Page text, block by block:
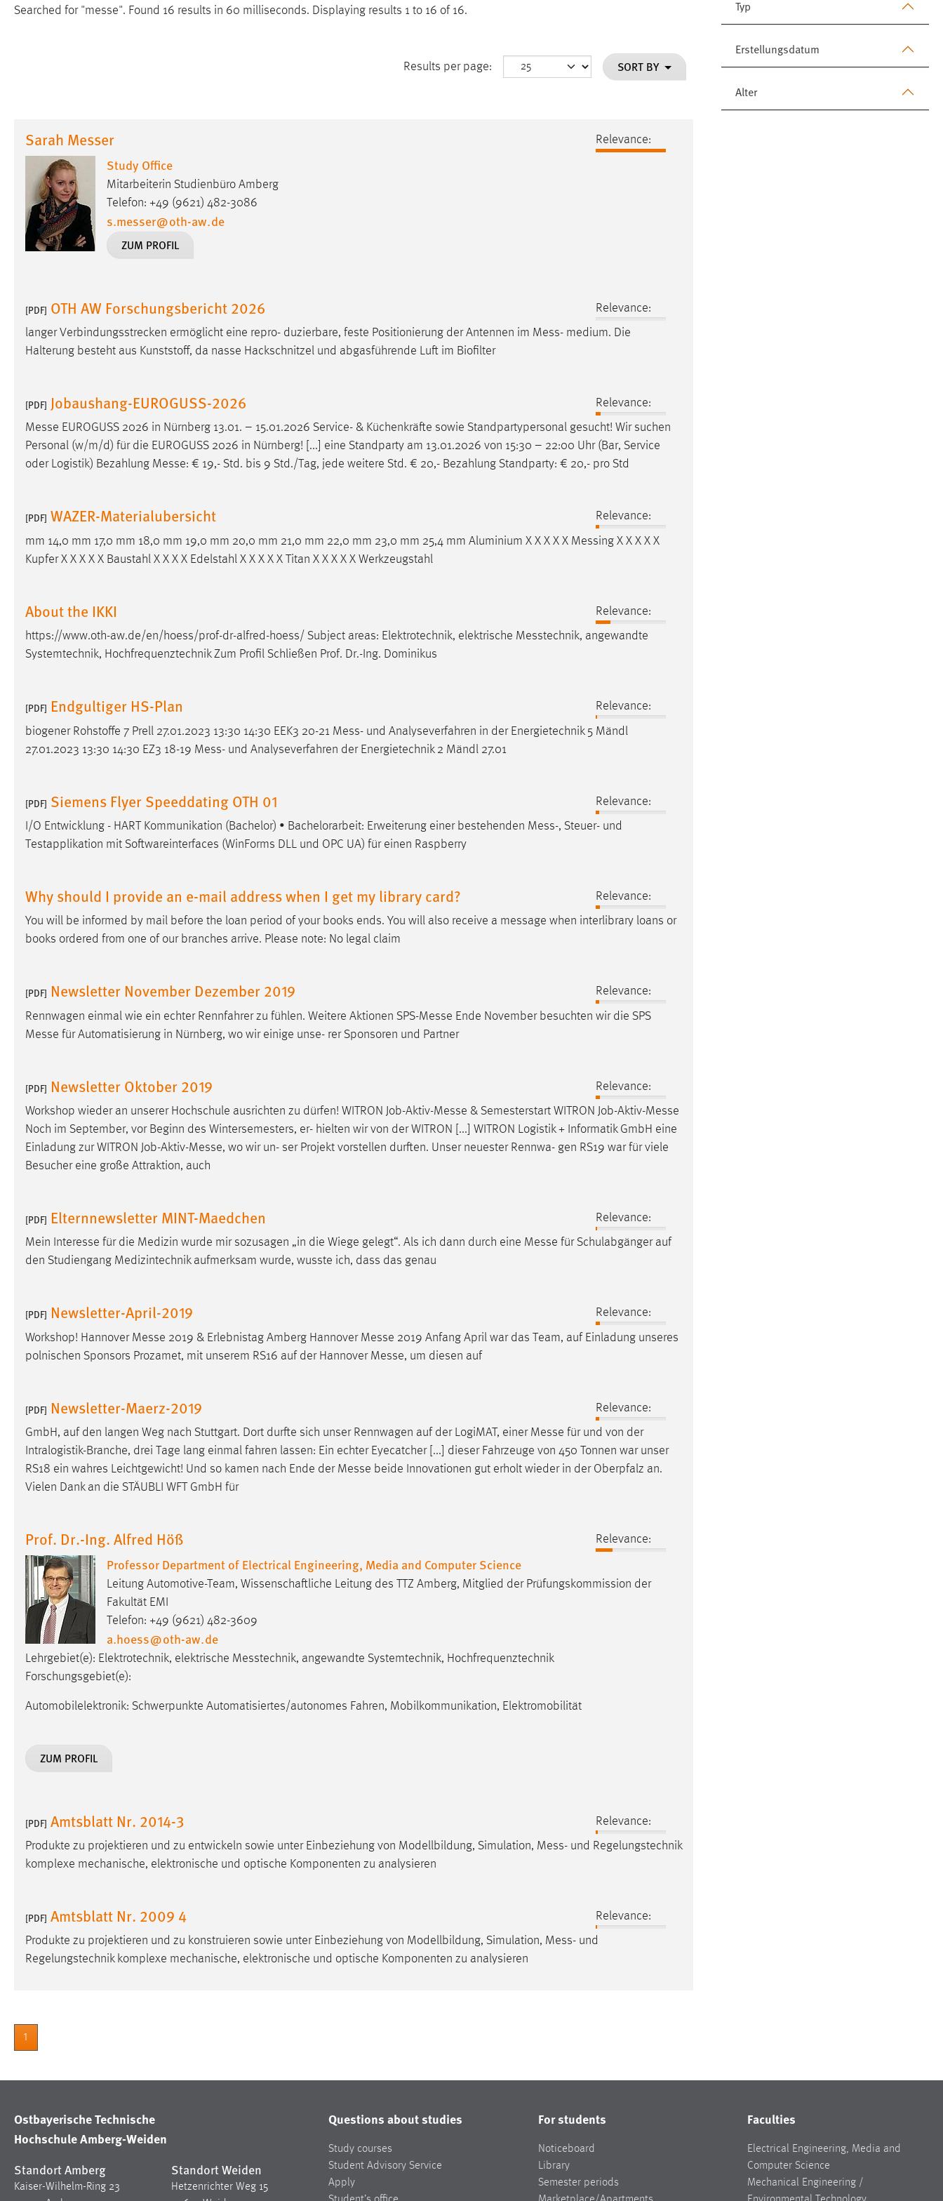
Typ
Erstellungsdatum
Alter
Searched for "messe". Found 16 results in 60 milliseconds. Displaying results 1 to 16 of 16.
Results per page: SORT BY
Sarah Messer Relevance:
Study Office
Mitarbeiterin Studienbüro Amberg
Telefon: +49 (9621) 482-3086
s.messer@oth-aw.de
ZUM PROFIL
[PDF] OTH AW Forschungsbericht 2026
Relevance:
langer Verbindungsstrecken ermöglicht eine repro- duzierbare, feste Positionierung der Antennen im Mess- medium. Die
Halterung besteht aus Kunststoff, da nasse Hackschnitzel und abgasführende Luft im Biofilter
[PDF] Jobaushang-EUROGUSS-2026
Relevance:
Messe EUROGUSS 2026 in Nürnberg 13.01. – 15.01.2026 Service- & Küchenkräfte sowie Standpartypersonal gesucht! Wir suchen
Personal (w/m/d) für die EUROGUSS 2026 in Nürnberg! [...] eine Standparty am 13.01.2026 von 15:30 – 22:00 Uhr (Bar, Service
oder Logistik) Bezahlung Messe: € 19,- Std. bis 9 Std./Tag, jede weitere Std. € 20,- Bezahlung Standparty: € 20,- pro Std
[PDF] WAZER-Materialubersicht
Relevance:
mm 14,0 mm 17,0 mm 18,0 mm 19,0 mm 20,0 mm 21,0 mm 22,0 mm 23,0 mm 25,4 mm Aluminium X X X X X Messing X X X X X
Kupfer X X X X X Baustahl X X X X Edelstahl X X X X X Titan X X X X X Werkzeugstahl
About the IKKI
Relevance:
https://www.oth-aw.de/en/hoess/prof-dr-alfred-hoess/ Subject areas: Elektro­tech­nik, elek­trische Mess­technik, angewandte
Systemtechnik, Hochfrequenztechnik Zum Profil Schließen Prof. Dr.-Ing. Dominikus
[PDF] Endgultiger HS-Plan
Relevance:
biogener Rohstoffe 7 Prell 27.01.2023 13:30 14:30 EEK3 20-21 Mess- und Analyseverfahren in der Energietechnik 5 Mändl
27.01.2023 13:30 14:30 EZ3 18-19 Mess- und Analyseverfahren der Energietechnik 2 Mändl 27.01
[PDF] Siemens Flyer Speeddating OTH 01
Relevance:
I/O Entwicklung - HART Kommunikation (Bachelor) • Bachelorarbeit: Erweiterung einer bestehenden Mess-, Steuer- und
Testapplikation mit Softwareinterfaces (WinForms DLL und OPC UA) für einen Raspberry
Why should I provide an e-mail address when I get my library card?
Relevance:
You will be informed by mail before the loan period of your books ends. You will also receive a message when interlibrary loans or
books ordered from one of our branches arrive. Please note: No legal claim
[PDF] Newsletter November Dezember 2019
Relevance:
Rennwagen einmal wie ein echter Rennfahrer zu fühlen. Weitere Aktionen SPS-Messe Ende November besuchten wir die SPS
Messe für Automatisierung in Nürnberg, wo wir einige unse- rer Sponsoren und Partner
[PDF] Newsletter Oktober 2019
Relevance:
Workshop wieder an unserer Hochschule ausrichten zu dürfen! WITRON Job-Aktiv-Messe & Semesterstart WITRON Job-Aktiv-Messe
Noch im September, vor Beginn des Wintersemesters, er- hielten wir von der WITRON [...] WITRON Logistik + Informatik GmbH eine
Einladung zur WITRON Job-Aktiv-Messe, wo wir un- ser Projekt vorstellen durften. Unser neuester Rennwa- gen RS19 war für viele
Besucher eine große Attraktion, auch
[PDF] Elternnewsletter MINT-Maedchen
Relevance:
Mein Interesse für die Medizin wurde mir sozusagen „in die Wiege gelegt“. Als ich dann durch eine Messe für Schulabgänger auf
den Studiengang Medizintechnik aufmerksam wurde, wusste ich, dass das genau
[PDF] Newsletter-April-2019
Relevance:
Workshop! Hannover Messe 2019 & Erlebnistag Amberg Hannover Messe 2019 Anfang April war das Team, auf Einladung unseres
polnischen Sponsors Prozamet, mit unserem RS16 auf der Hannover Messe, um diesen auf
[PDF] Newsletter-Maerz-2019
Relevance:
GmbH, auf den langen Weg nach Stuttgart. Dort durfte sich unser Rennwagen auf der LogiMAT, einer Messe für und von der
Intralogistik-Branche, drei Tage lang einmal fahren lassen: Ein echter Eyecatcher [...] dieser Fahrzeuge von 450 Tonnen war unser
RS18 ein wahres Leichtgewicht! Und so kamen nach Ende der Messe beide Innovationen gut erholt wieder in der Oberpfalz an.
Vielen Dank an die STÄUBLI WFT GmbH für
Prof. Dr.-Ing. Alfred Höß Relevance:
Professor Department of Electrical Engineering, Media and Computer Science
Leitung Automotive-Team, Wissenschaftliche Leitung des TTZ Amberg, Mitglied der Prüfungskommission der
Fakultät EMI
Telefon: +49 (9621) 482-3609
a.hoess@oth-aw.de
Lehrgebiet(e): Elektro­tech­nik, elek­trische Mess­technik, angewandte Systemtechnik, Hochfrequenztechnik
Forschungsgebiet(e):
Automobilelektronik: Schwerpunkte Automatisiertes/autonomes Fahren, Mobilkommunikation, Elektromobilität
ZUM PROFIL
[PDF] Amtsblatt Nr. 2014-3
Relevance:
Produkte zu projektieren und zu entwickeln sowie unter Einbeziehung von Modellbildung, Simulation, Mess- und Regelungstechnik
komplexe mechanische, elektronische und optische Komponenten zu analysieren
[PDF] Amtsblatt Nr. 2009 4
Relevance:
Produkte zu projektieren und zu konstruieren sowie unter Einbeziehung von Modellbildung, Simulation, Mess- und
Regelungstechnik komplexe mechanische, elektronische und optische Komponenten zu analysieren
1
Ostbayerische Technische
Hochschule Amberg-Weiden
Standort Amberg
Kaiser-Wilhelm-Ring 23
Standort Weiden
Hetzenrichter Weg 15
Questions about studies
Study courses
Student Advisory Service
Apply
For students
Noticeboard
Library
Semester periods
Faculties
Electrical Engineering, Media and
Computer Science
Mechanical Engineering /